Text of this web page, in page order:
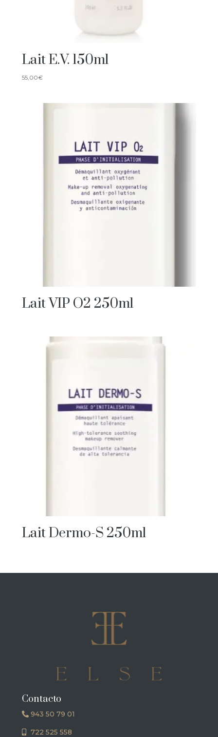
Lait E.V. 150ml
55,00€
Lait VIP O2 250ml
Lait Dermo-S 250ml
Contacto
943 50 79 01
722 525 558